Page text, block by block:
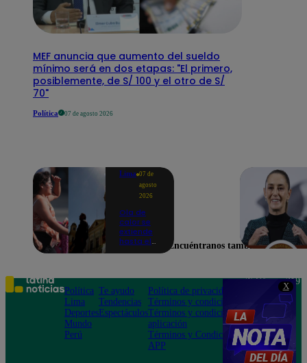
X
MEF anuncia que aumento del sueldo
mínimo será en dos etapas: "El primero,
posiblemente, de S/ 100 y el otro de S/
70"
Política 07 de agosto 2026
Lima 07 de
agosto
2026
Ola de
calor se
extiende
hasta el
Lima y
otras 16
regiones
Encuéntranos también en
Política
Lima
Deportes
Mundo
Perú
Te ayudo
Tendencias
Espectáculos
Política de privacidad
Términos y condiciones
Términos y condiciones
aplicación
Términos y Condiciones
APP
Teléfono: 219
Av. San
Felipe 968
Jesús María